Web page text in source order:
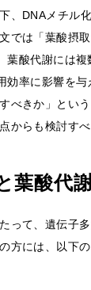
、DNAメチル
では「葉酸摂
葉酸代謝には
効率に影響を
べきか」とい
からも検討すべ
葉酸代
って、遺伝子
方には、以下